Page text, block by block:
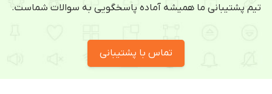
تیم پشتیبانی ما همیشه آماده پاسخگویی به سوالات شماست.
تماس با پشتیبانی